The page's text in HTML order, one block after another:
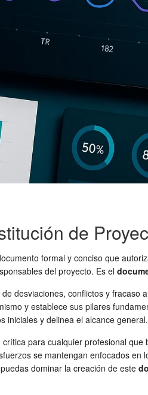
de
formal y conciso que
del proyecto. Es el
desviaciones, conflictos y
y establece sus pilares
iniciales y delinea el alcance general.
para cualquier profesional
se mantengan enfocados
dominar la creación de este